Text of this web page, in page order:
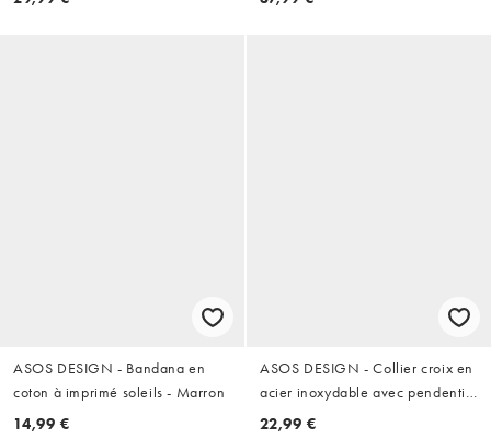
ASOS DESIGN - Bandana en
coton à imprimé soleils - Marron
14,99 €
ASOS DESIGN - Collier croix en
acier inoxydable avec pendentif
en pierre citrine et cristal - Doré
22,99 €